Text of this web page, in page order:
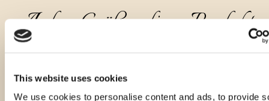
This website uses cookies
We use cookies to personalise content and ads, to provide
Andere Größen dieses Produkts